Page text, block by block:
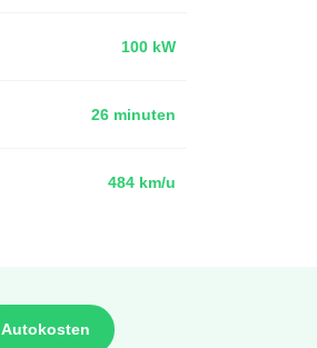
100 kW
26 minuten
484 km/u
Autokosten